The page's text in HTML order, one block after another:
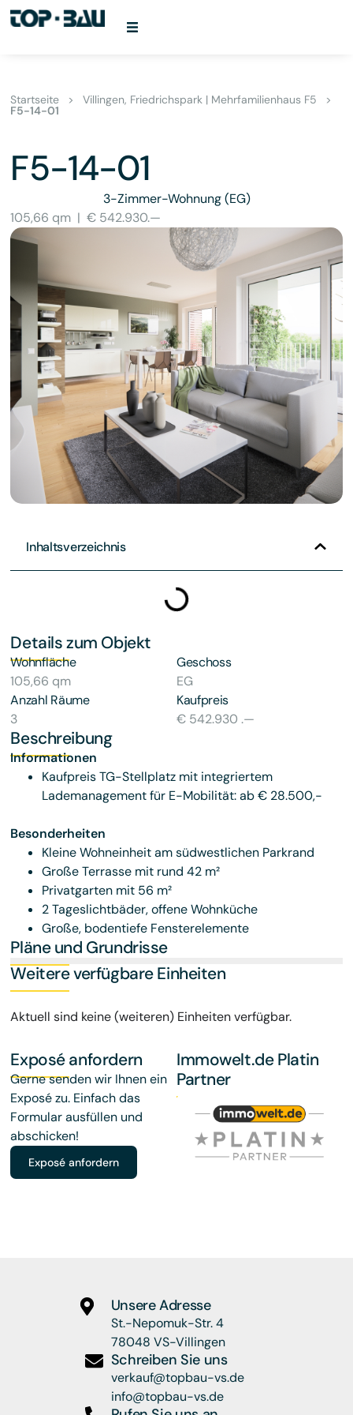
Startseite >Villingen, Friedrichspark | Mehrfamilienhaus F5 >
F5-14-01
F5-14-01
3-Zimmer-Wohnung(EG)
105,66 qm |€ 542.930.—
Inhaltsverzeichnis
Details zum Objekt
Wohnfläche
105,66 qm
Geschoss
EG
Anzahl Räume
3
Kaufpreis
€ 542.930 .—
Beschreibung
Informationen
Kaufpreis TG-Stellplatz mit integriertem
Lademanagement für E-Mobilität: ab € 28.500,-
Besonderheiten
Kleine Wohneinheit am südwestlichen Parkrand
Große Terrasse mit rund 42 m²
Privatgarten mit 56 m²
2 Tageslichtbäder, offene Wohnküche
Große, bodentiefe Fensterelemente
Pläne und Grundrisse
Weitere verfügbare Einheiten
Aktuell sind keine (weiteren) Einheiten verfügbar.
Exposé anfordern
Gerne senden wir Ihnen ein
Exposé zu. Einfach das
Formular ausfüllen und
abschicken!
Exposé anfordern
Immowelt.de Platin
Partner
Unsere Adresse
St.-Nepomuk-Str. 4
78048 VS-Villingen
Schreiben Sie uns
verkauf@topbau-vs.de
info@topbau-vs.de